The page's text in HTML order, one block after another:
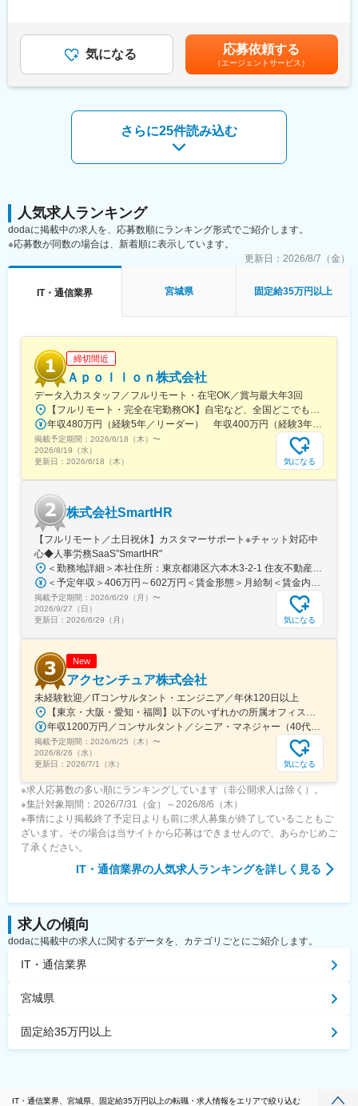
野に精通したスペシャリストを育て、質の高いサービスを提供し
ていくことで、それぞれのカンパニーが成長を続けています。
■充実の研修制度：
OJT研修、ITスキル研修等スキルアップの機会が多数あります！
・育休対象者の育休取得率：男性69％、女性100％（復帰率
・平均残業時間：19.6時間/月
・平均年齢：37.9歳
・新卒と中途の比率：新卒＝59％、中途＝41%
・1on1面談や個人目標などをもとに、ご希望や個人にあったプロ
ジェクトとチームを考慮のうえ、中長期でキャリアアップできる
【エンジニアとして成長しながら、会社の成長をともに楽しめる
仲間と出会いたい。】
当社は2017年の設立以来、順調に業績を伸ばして続けてきまし
2032年15期には売上高10億円超、100人規模の体制を目標に掲げ
ービスの開発という目標を掲げ、実現に向けて動き始めました。
このような未来像を実現するためには人の力が必要不可欠。エン
ジニアがやりがいを感じながら主体性を発揮して働ける環境づく
技術選定から自社で行うことができるプライム案件をはじめ、
挑戦したい仕事に積極的に取り組める環境を整えています。ま
えることで、エンジニア一人ひとりの成長と会社の成長を両立、
高い人材定着率を実現しています。直近ではSDGs、健康経営の取
り組みとして、2024年期で有給取得率74%を2030年には85%以
上、育児休暇取得率を100%継続のKPIを掲げています。
無＞有＜残業手当＞有＜給与補足＞※その他固定手当：役職手当■
昇給：年1回（7月）■賞与：年2回（6月、12月）■決算賞与：年1
回（6月）賃金はあくまでも目安の金額であり、選考を通じて上下
する可能性があります。月給(月額)は固定手当を含めた表記です。
気になる 応募依頼する
（エージェントサービス）
さらに25件読み込む
人気求人ランキング
dodaに掲載中の求人を、応募数順にランキング形式でご紹介します。
※応募数が同数の場合は、新着順に表示しています。
更新日： 2026/8/7（金）
IT・通信業界 宮城県 固定給35万円以上
締切間近
Ａｐｏｌｌｏｎ株式会社
データ入力スタッフ／フルリモート・在宅OK／賞与最大年3回
【フルリモート・完全在宅勤務OK】自宅など、全国どこでもあなたが働きやすい場所で働けます★転居を伴う転勤なし★全国47都道府県どこからでも応募OK【本社】東京都新宿区山吹町130番地の15 茜ビル2-A＜アクセス＞有楽町線「江戸川橋駅」、東西線「東西線」より徒歩10分※受動喫煙対策：あり
年収480万円（経験5年／リーダー） 年収400万円（経験3年／メンバー）
掲載予定期間： 2026/6/18（木） 〜
2026/8/19（水）
更新日： 2026/6/18（木） 気になる
株式会社SmartHR
【フルリモート／土日祝休】カスタマーサポート※チャット対応中
心◆人事労務SaaS”SmartHR"
＜勤務地詳細＞本社住所：東京都港区六本木3-2-1 住友不動産六本木グランドタワー勤務地最寄駅：東京メトロ南北線／六本木一丁目駅受動喫煙対策：屋内全面禁煙変更の範囲：会社の定める事業所（リモートワーク含む）
＜予定年収＞406万円～602万円＜賃金形態＞月給制＜賃金内訳＞月額（基本給）：212,480円～315,200円その他固定手当/月：5,000円固定残業手当/月：77,520円～114,800円（固定残業時間45時間0分/月）超過した時間外労働の残業手当は追加支給＜月給＞295,000円～435,000円（一律手当を含む）＜昇給有無＞有＜残業手当＞有賃金はあくまでも目安の金額であり、選考を通じて上下する可能性があります。月給(月額)は固定手当を含めた表記です。
掲載予定期間： 2026/6/29（月） 〜
2026/9/27（日）
更新日： 2026/6/29（月） 気になる
New
アクセンチュア株式会社
未経験歓迎／ITコンサルタント・エンジニア／年休120日以上
【東京・大阪・愛知・福岡】以下のいずれかの所属オフィスもしくは各エリアのプロジェクト先 所属オフィス：■赤坂インターシティ■関西オフィス■アクセンチュア・アドバンスト・テクノロジーセンター名古屋■福岡オフィス※詳細は勤務地一覧よりご覧いただけます。※所属オフィスを問わずプロジェクトにより、国内出張、海外出張の可能性があります【魅力ポイント│世界の知恵を活用】世界中のベストプラクティスがデータベースに集約されており、数多くの事例や社員の知恵を活用できます。日本では前例のない案件でも、世界各国の社員からオンライン・オフライン（海外出張）問わず、気軽にアドバイスを受けることができます。★ この求人のPOINT ★￣￣V￣￣￣￣￣￣￣￣￣＃世界約78万人規模の大手基盤で安定性◎若手から裁量大きく挑戦・成長できる環境＃土日祝休／連続5日以上の休暇取得も可能！／フルフレックス（コアタイムなし）＃コンサル・IT未経験者向けの手厚い研修◎／メンター制度もあるため安心してチャレンジOK！
年収1200万円／コンサルタント／シニア・マネジャー（40代） 年収1000万円／テクノロジーアーキテクト（30代）
掲載予定期間： 2026/6/25（木） 〜
2026/8/26（水）
更新日： 2026/7/1（水） 気になる
※求人応募数の多い順にランキングしています（非公開求人は除く）。
※集計対象期間：2026/7/31（金）～2026/8/6（木）
※事情により掲載終了予定日よりも前に求人募集が終了していることもご
ざいます。その場合は当サイトから応募はできませんので、あらかじめご
了承ください。
IT・通信業界の人気求人ランキングを詳しく見る
求人の傾向
dodaに掲載中の求人に関するデータを、カテゴリごとにご紹介します。
IT・通信業界
宮城県
固定給35万円以上
IT・通信業界、宮城県、固定給35万円以上の転職・求人情報をエリアで絞り込む